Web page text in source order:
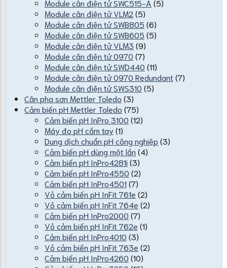
Module cân điện tử SWC515-A (5)
Module cân điện tử VLM2 (5)
Module cân điện tử SWB805 (6)
Module cân điện tử SWB605 (5)
Module cân điện tử VLM3 (9)
Module cân điện tử 0970 (7)
Module cân điện tử SWD440 (11)
Module cân điện tử 0970 Redundant (7)
Module cân điện tử SWS310 (5)
Cân pha sơn Mettler Toledo (3)
Cảm biến pH Mettler Toledo (75)
Cảm biến pH InPro 3100 (12)
Máy đo pH cầm tay(1)
Dung dịch chuẩn pH công nghiệp (3)
Cảm biến pH dùng một lần (4)
Cảm biến pH InPro4281i (3)
Cảm biến pH InPro4550 (2)
Cảm biến pH InPro4501(7)
Vỏ cảm biến pH InFit 761e (2)
Vỏ cảm biến pH InFit 764e (2)
Cảm biến pH InPro2000 (7)
Vỏ cảm biến pH InFit 762e (1)
Cảm biến pH InPro4010 (3)
Vỏ cảm biến pH InFit 763e (2)
Cảm biến pH InPro4260 (10)